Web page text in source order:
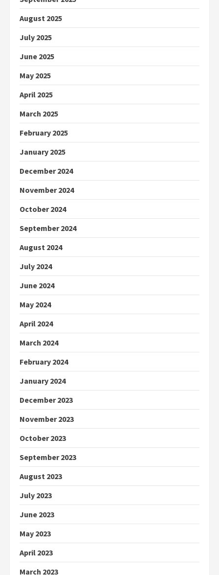
August 2025
July 2025
June 2025
May 2025
April 2025
March 2025
February 2025
January 2025
December 2024
November 2024
October 2024
September 2024
August 2024
July 2024
June 2024
May 2024
April 2024
March 2024
February 2024
January 2024
December 2023
November 2023
October 2023
September 2023
August 2023
July 2023
June 2023
May 2023
April 2023
March 2023